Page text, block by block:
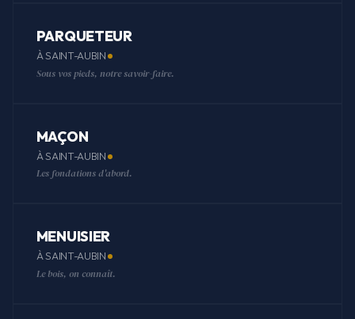
PARQUETEUR
À SAINT-AUBIN
Sous vos pieds, notre savoir-faire.
MAÇON
À SAINT-AUBIN
Les fondations d'abord.
MENUISIER
À SAINT-AUBIN
Le bois, on connaît.